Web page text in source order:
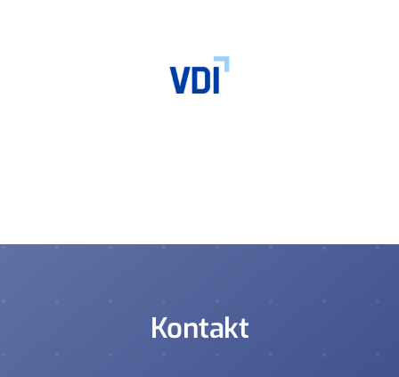
Kontakt